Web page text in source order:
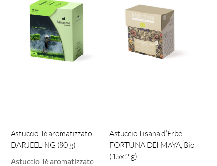
Astuccio Tè aromatizzato
DARJEELING (80 g)
Astuccio Tè aromatizzato
Astuccio Tisana d’Erbe
FORTUNA DEI MAYA, Bio
(15x 2 g)